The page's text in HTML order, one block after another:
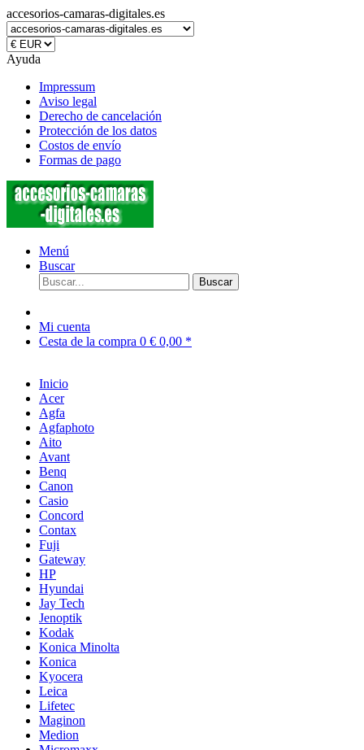
accesorios-camaras-digitales.es
Ayuda
Impressum
Aviso legal
Derecho de cancelación
Protección de los datos
Costos de envío
Formas de pago
Menú
Buscar
Buscar
Mi cuenta
Cesta de la compra 0 € 0,00 *
Inicio
Acer
Agfa
Agfaphoto
Aito
Avant
Benq
Canon
Casio
Concord
Contax
Fuji
Gateway
HP
Hyundai
Jay Tech
Jenoptik
Kodak
Konica Minolta
Konica
Kyocera
Leica
Lifetec
Maginon
Medion